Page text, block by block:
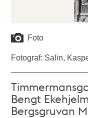
Foto
Fotograf: Salin,
Bengt
Bergsgruvan